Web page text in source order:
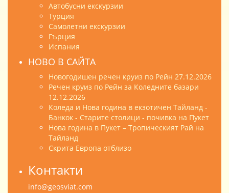
Автобусни екскурзии
Турция
Самолетни екскурзии
Гърция
Испания
НОВО В САЙТА
Новогодишен речен круиз по Рейн 27.12.2026
Речен круиз по Рейн за Коледните базари
12.12.2026
Коледа и Нова година в екзотичен Тайланд -
Банкок - Старите столици - почивка на Пукет
Нова година в Пукет – Тропическият Рай на
Тайланд
Скрита Европа отблизо
Контакти
info@geosviat.com